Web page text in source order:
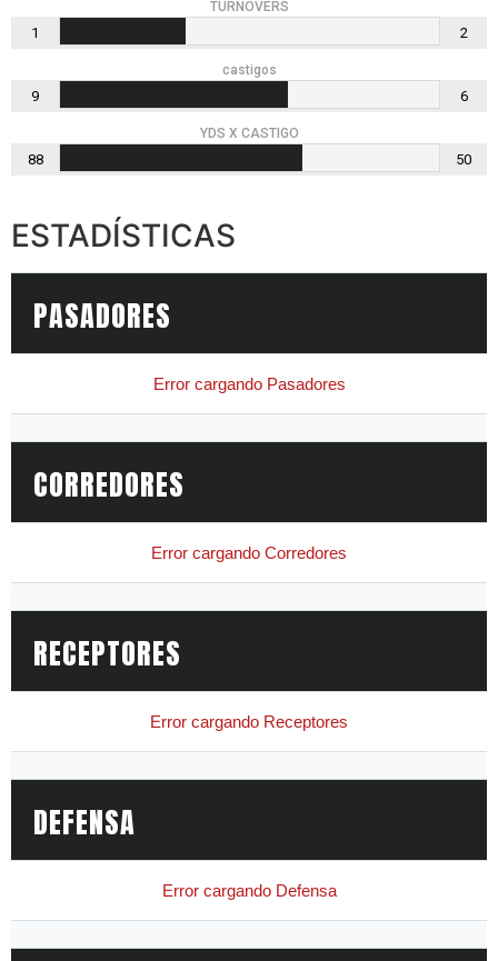
TURNOVERS
1 2
castigos
9 6
YDS X CASTIGO
88 50
ESTADÍSTICAS